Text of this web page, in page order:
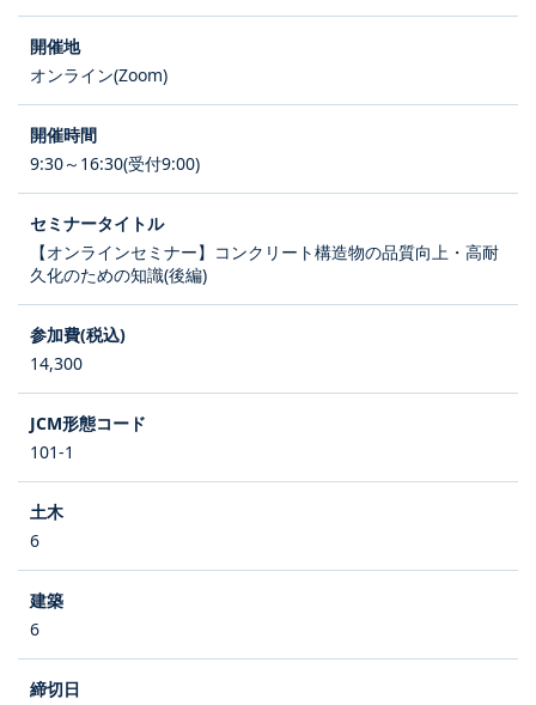
オンライン(Zoom)
9:30～16:30(受付9:00)
【オンラインセミナー】コンクリート構造物の品質向上・高耐
久化のための知識(後編)
14,300
101-1
6
6